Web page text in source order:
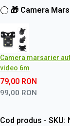
🎁 Camera
Camera marsarier
video 6m
79,00 RON
99,00RON
Cod produs - SKU